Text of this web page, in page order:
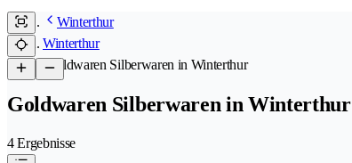
Winterthur
Winterthur
/Goldwaren Silberwaren in Winterthur
Goldwaren Silberwaren in Winterthur
4 Ergebnisse